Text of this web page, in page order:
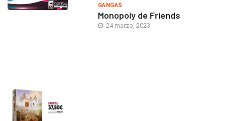
GANGAS
Monopoly de Friends
24 marzo, 2023